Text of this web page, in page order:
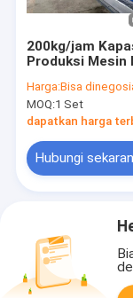
200kg/jam
Produksi Mesin
Ketebalan 0,4-
Harga:Bisa
MOQ:1 Set
dapatkan harga
Hubungi